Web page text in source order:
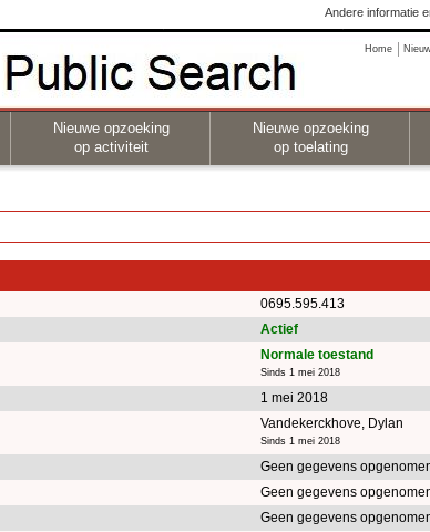
Andere informatie
Home
Nieuwe opzoeking
op activiteit
Nieuwe opzoeking
op toelating
0695.595.413
Actief
Normale toestand
Sinds 1 mei 2018
1 mei 2018
Vandekerckhove, Dylan
Sinds 1 mei 2018
Geen gegevens
Geen gegevens
Geen gegevens